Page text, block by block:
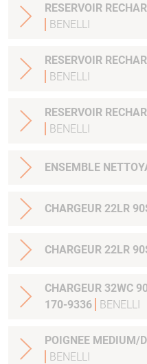
RESERVOIR
BENELLI
BENELLI
BENELLI
ENSEMBLE
CHARGEUR 22LR
CHARGEUR 22LR
CHARGEUR 32WC
170-9336
BENELLI
BENELLI